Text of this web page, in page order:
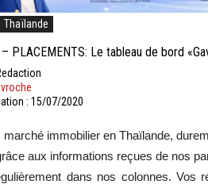
Thaïlande
PLACEMENTS: Le tableau de bord
: 15/07/2020
marché immobilier en Thaïlande,
aux informations reçues de nos
dans nos colonnes. Vos